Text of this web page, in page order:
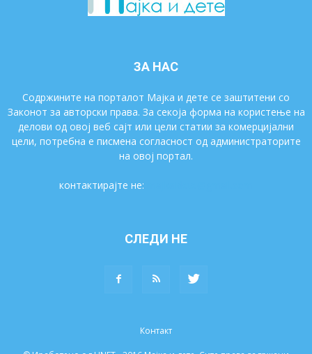
ЗА НАС
Содржините на порталот Мајка и дете се заштитени со
Законот за авторски права. За секоја форма на користење на
делови од овој веб сајт или цели статии за комерцијални
цели, потребна е писмена согласност од администраторите
на овој портал.
контактирајте не:
СЛЕДИ НЕ
Контакт